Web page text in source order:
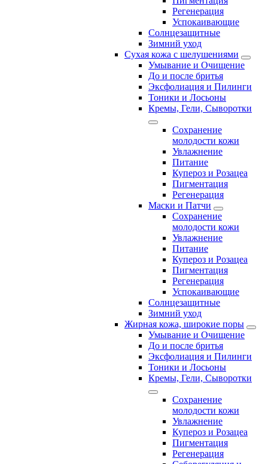
Регенерация
Успокаивающие
Солнцезащитные
Зимний уход
Сухая кожа с шелушениями
Умывание и Очищение
До и после бритья
Эксфолиация и Пилинги
Тоники и Лосьоны
Кремы, Гели, Сыворотки
Сохранение
молодости кожи
Увлажнение
Питание
Купероз и Розацеа
Пигментация
Регенерация
Маски и Патчи
Сохранение
молодости кожи
Увлажнение
Питание
Купероз и Розацеа
Пигментация
Регенерация
Успокаивающие
Солнцезащитные
Зимний уход
Жирная кожа, широкие поры
Умывание и Очищение
До и после бритья
Эксфолиация и Пилинги
Тоники и Лосьоны
Кремы, Гели, Сыворотки
Сохранение
молодости кожи
Увлажнение
Купероз и Розацеа
Пигментация
Регенерация